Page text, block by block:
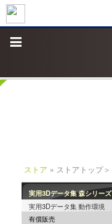
ストア » ストアトップ＞
実用3Dデータ集 森シリーズ
実用3Dデータ集 動作環境
有償販売